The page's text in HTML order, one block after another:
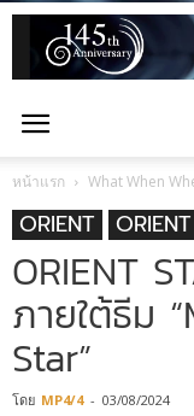
หน้าแรก What When
ORIENT
ORIENT
ภายใต้ธีม
Star”
โดย MP4/4 - 03/08/2024